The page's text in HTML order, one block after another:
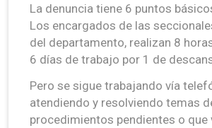
La denuncia tiene 6 puntos
Los encargados de las
del departamento, realizan 8
6 días de trabajo por 1 de
Pero se sigue trabajando vía
atendiendo y resolviendo temas
procedimientos pendientes o que